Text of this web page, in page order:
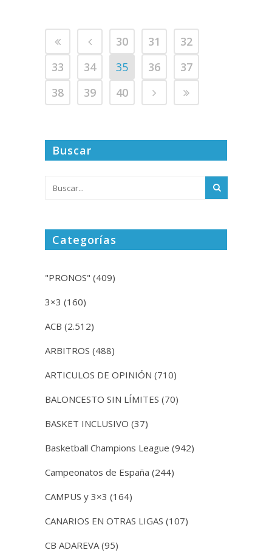
30 31
32
33
34 35 36
37
38
39 40
Buscar
Categorías
"PRONOS" (409)
3×3 (160)
ACB (2.512)
ARBITROS (488)
ARTICULOS DE OPINIÓN (710)
BALONCESTO SIN LÍMITES (70)
BASKET INCLUSIVO (37)
Basketball Champions League (942)
Campeonatos de España (244)
CAMPUS y 3×3 (164)
CANARIOS EN OTRAS LIGAS (107)
CB ADAREVA(95)